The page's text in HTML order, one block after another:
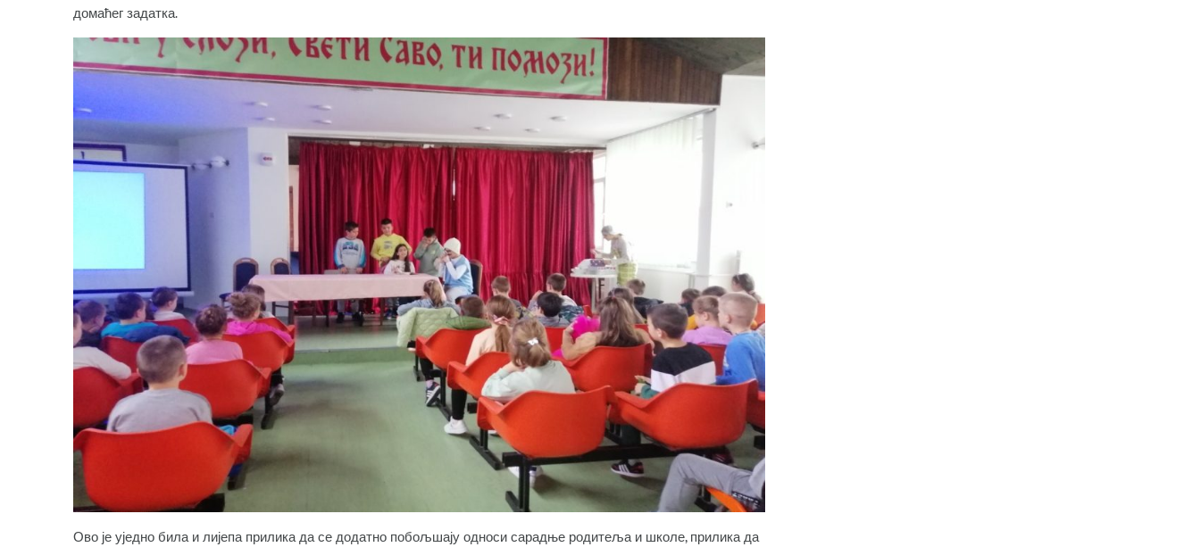
домаћег задатка.
Ово је уједно била и лијепа прилика да се додатно побољшају односи сарадње родитеља и школе, прилика да